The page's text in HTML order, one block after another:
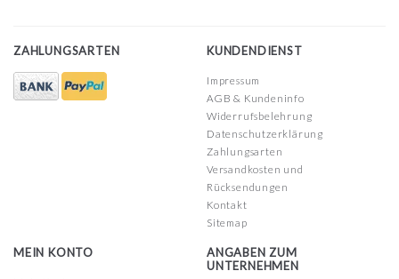
ZAHLUNGSARTEN KUNDENDIENST
Impressum
AGB & Kundeninfo
Widerrufsbelehrung
Datenschutzerklärung
Zahlungsarten
Versandkosten und
Rücksendungen
Kontakt
Sitemap
MEIN KONTO
ANGABEN ZUM
UNTERNEHMEN